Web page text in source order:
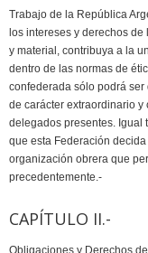
Trabajo de la República
los intereses y derechos
y material, contribuya a la
dentro de las normas de
confederada sólo podrá
de carácter extraordinario
delegados presentes. Igual
que esta Federación
organización obrera que
precedentemente.-
CAPÍTULO II.-
Obligaciones y Derechos